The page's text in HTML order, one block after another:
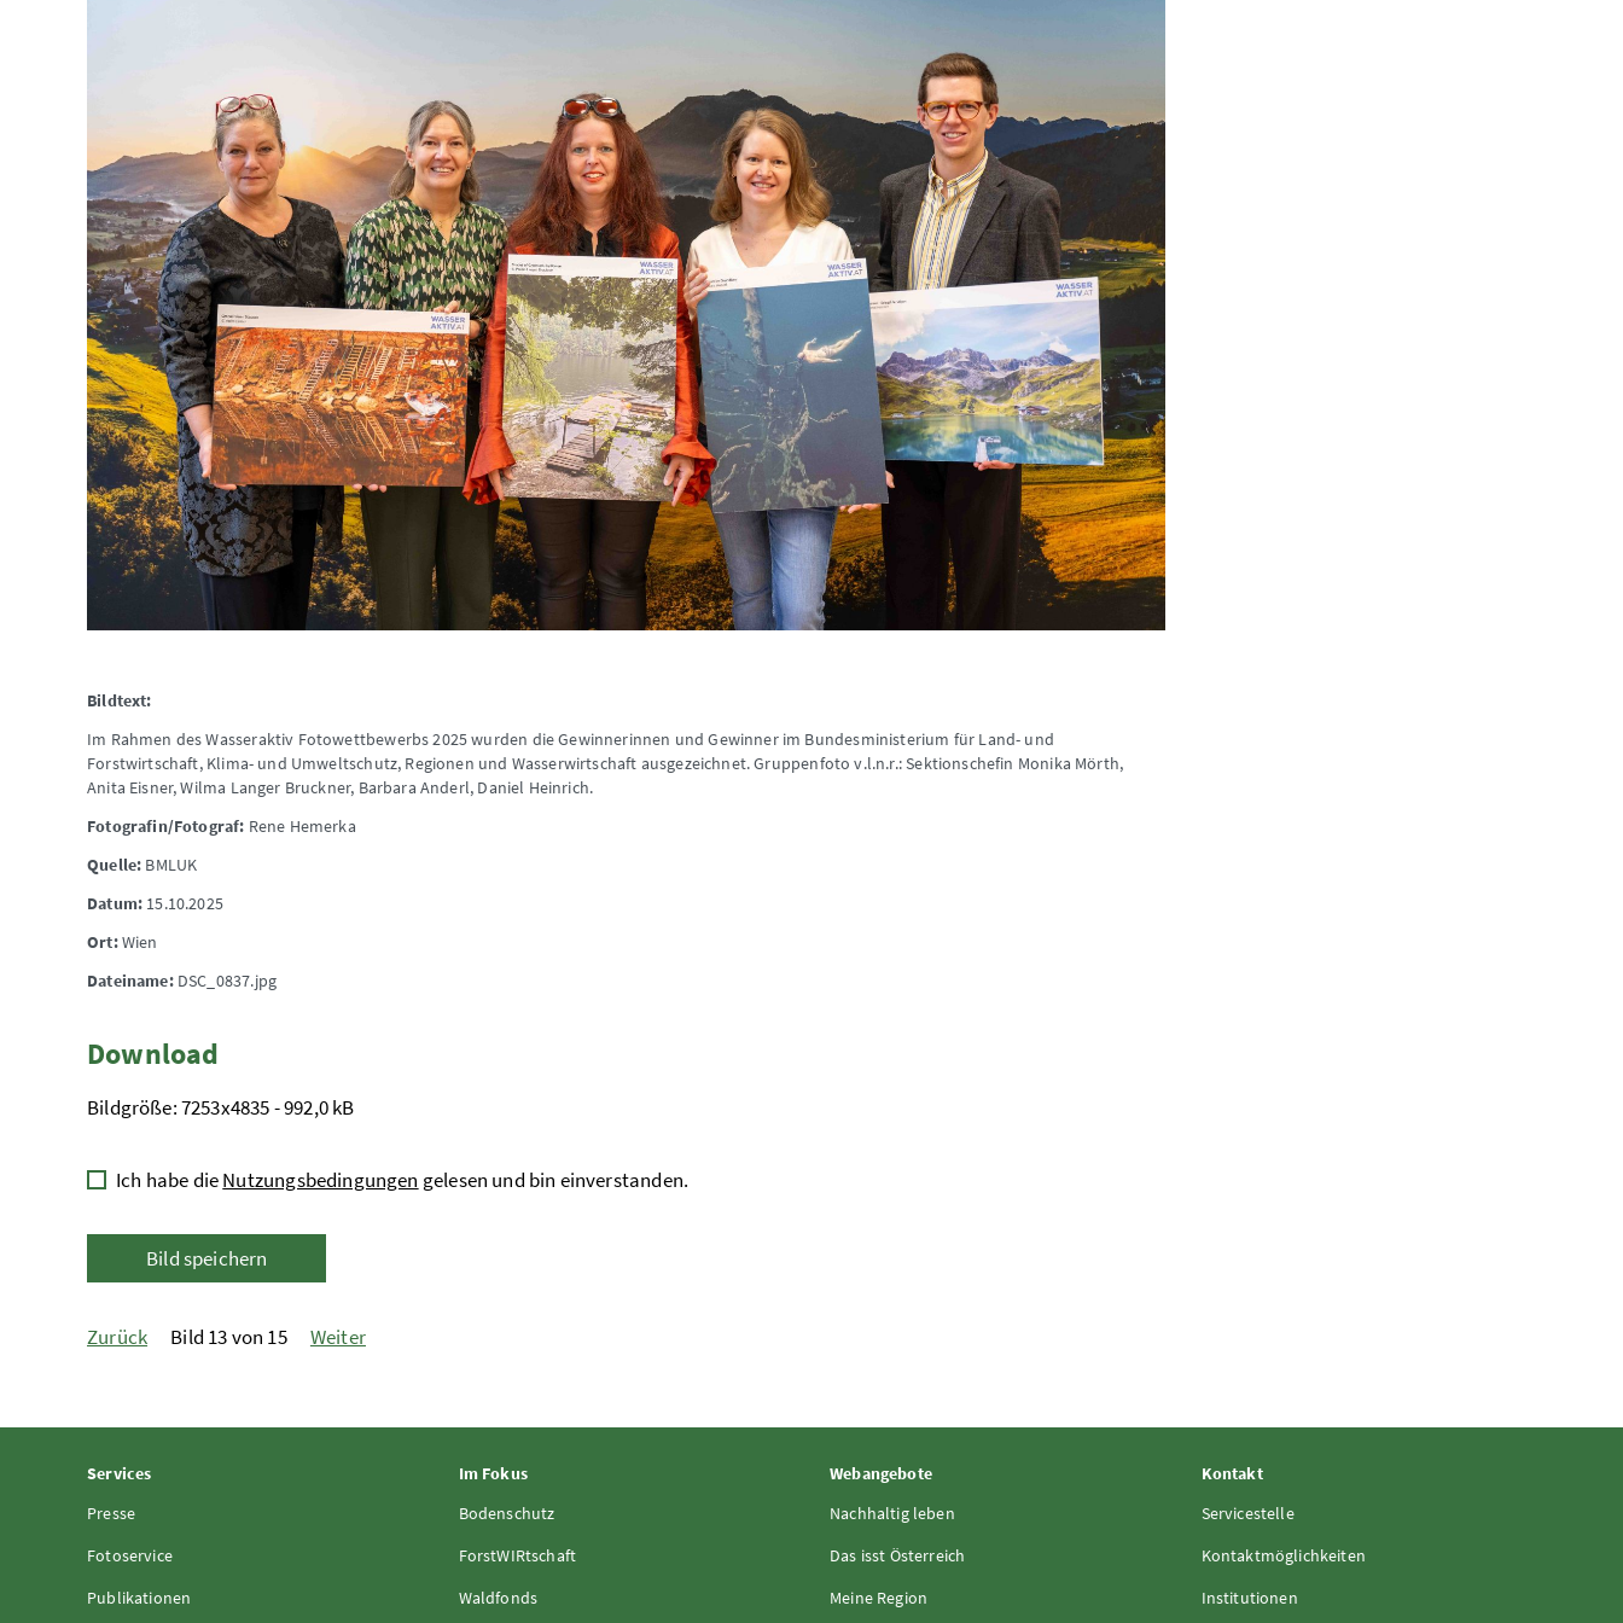
Bildtext:
Im Rahmen des Wasseraktiv Fotowettbewerbs 2025 wurden die Gewinnerinnen und Gewinner im Bundesministerium für Land- und
Forstwirtschaft, Klima- und Umweltschutz, Regionen und Wasserwirtschaft ausgezeichnet. Gruppenfoto v.l.n.r.: Sektionschefin Monika Mörth,
Anita Eisner, Wilma Langer Bruckner, Barbara Anderl, Daniel Heinrich.
Fotografin/Fotograf: Rene Hemerka
Quelle: BMLUK
Datum: 15.10.2025
Ort:Wien
Dateiname:DSC_0837.jpg
Download
Bildgröße: 7253x4835 - 992,0 kB
Ich habe dieNutzungsbedingungen gelesen und bin einverstanden.
Bild speichern
Zurück Bild 13 von 15 Weiter
Services
Presse
Fotoservice
Publikationen
Im Fokus
Bodenschutz
ForstWIRtschaft
Waldfonds
Webangebote
Nachhaltig leben
Das isst Österreich
Meine Region
Kontakt
Servicestelle
Kontaktmöglichkeiten
Institutionen